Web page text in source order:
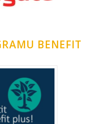
BENEFIT